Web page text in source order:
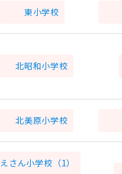
東小学校
北昭和小学校
北美原小学校
えさん小学校（1）